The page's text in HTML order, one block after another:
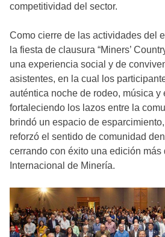
competitividad del sector.
Como cierre de las actividades del
la fiesta de clausura “Miners’
una experiencia social y de
asistentes, en la cual los
auténtica noche de rodeo, música y
fortaleciendo los lazos entre la
brindó un espacio de
reforzó el sentido de comunidad
cerrando con éxito una edición más
Internacional de Minería.